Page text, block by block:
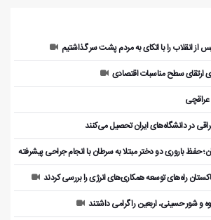
انقلاب را با اتکای به مردم پشت سر گذاشتیم
ارتقای سطح مناسبات اقتصادی
عراقچی
حفظ باروری دو دختر مبتلا به سرطان با انجام جراحی پیشرفته
راه‌های توسعه همکاری‌های انرژی را بررسی کردند
و شور حسینی، اربعین را گرامی داشتند